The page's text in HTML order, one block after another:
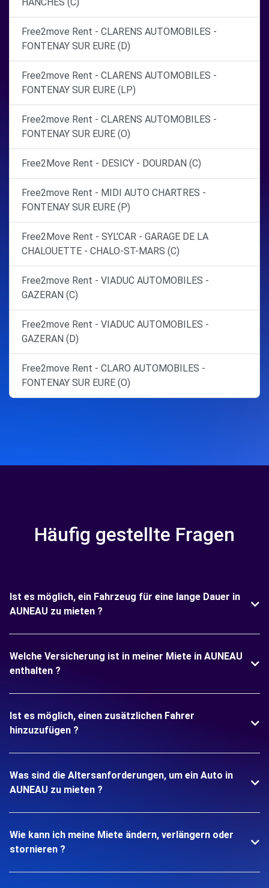
Free2move Rent - CLARENS AUTOMOBILES -
FONTENAY SUR EURE (D)
Free2move Rent - CLARENS AUTOMOBILES -
FONTENAY SUR EURE (LP)
Free2move Rent - CLARENS AUTOMOBILES -
FONTENAY SUR EURE (O)
Free2Move Rent - DESICY - DOURDAN (C)
Free2move Rent - MIDI AUTO CHARTRES -
FONTENAY SUR EURE (P)
Free2Move Rent - SYL'CAR - GARAGE DE LA
CHALOUETTE - CHALO-ST-MARS (C)
Free2move Rent - VIADUC AUTOMOBILES -
GAZERAN (C)
Free2move Rent - VIADUC AUTOMOBILES -
GAZERAN (D)
Free2move Rent - CLARO AUTOMOBILES -
FONTENAY SUR EURE (O)
Häufig gestellte Fragen
Ist es möglich, ein Fahrzeug für eine lange Dauer in
AUNEAU zu mieten ?
Welche Versicherung ist in meiner Miete in AUNEAU
enthalten ?
Ist es möglich, einen zusätzlichen Fahrer
hinzuzufügen ?
Was sind die Altersanforderungen, um ein Auto in
AUNEAU zu mieten ?
Wie kann ich meine Miete ändern, verlängern oder
stornieren ?